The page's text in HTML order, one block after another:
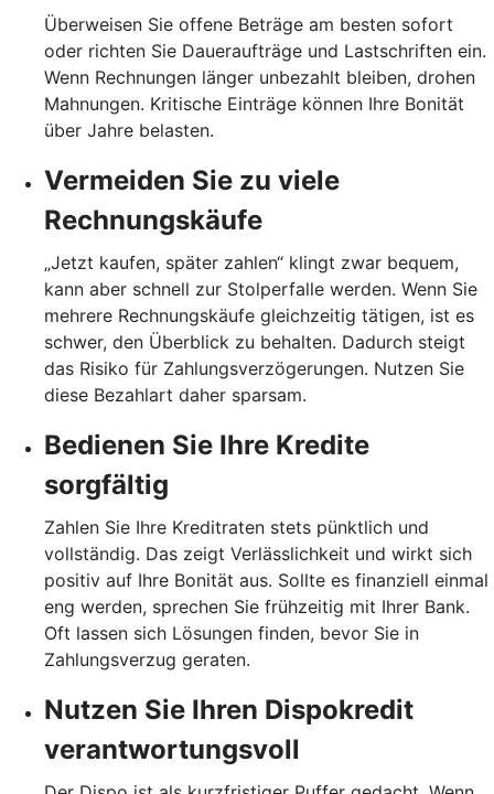
Überweisen Sie offene Beträge am besten sofort
oder richten Sie Daueraufträge und Lastschriften ein.
Wenn Rechnungen länger unbezahlt bleiben, drohen
Mahnungen. Kritische Einträge können Ihre Bonität
über Jahre belasten.
Vermeiden Sie zu viele
Rechnungskäufe
„Jetzt kaufen, später zahlen“ klingt zwar bequem,
kann aber schnell zur Stolperfalle werden. Wenn Sie
mehrere Rechnungskäufe gleichzeitig tätigen, ist es
schwer, den Überblick zu behalten. Dadurch steigt
das Risiko für Zahlungsverzögerungen. Nutzen Sie
diese Bezahlart daher sparsam.
Bedienen Sie Ihre Kredite
sorgfältig
Zahlen Sie Ihre Kreditraten stets pünktlich und
vollständig. Das zeigt Verlässlichkeit und wirkt sich
positiv auf Ihre Bonität aus. Sollte es finanziell einmal
eng werden, sprechen Sie frühzeitig mit Ihrer Bank.
Oft lassen sich Lösungen finden, bevor Sie in
Zahlungsverzug geraten.
Nutzen Sie Ihren Dispokredit
verantwortungsvoll